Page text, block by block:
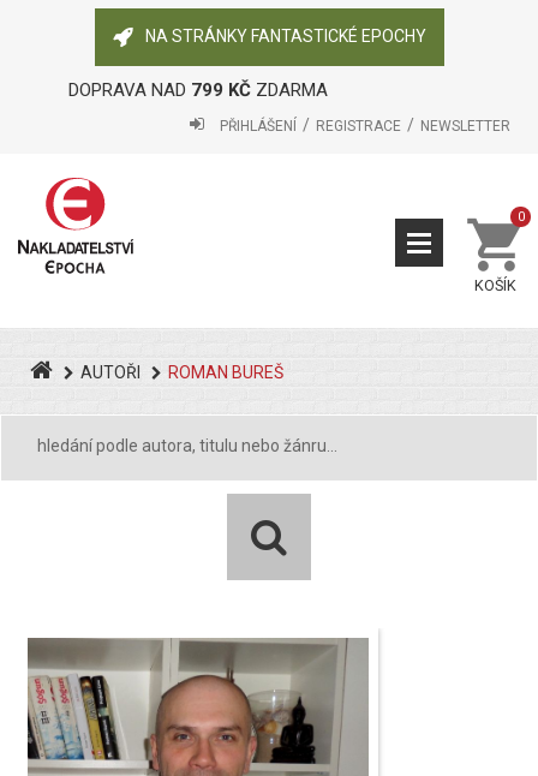
NA STRÁNKY FANTASTICKÉ EPOCHY
DOPRAVA NAD 799 KČZDARMA
PŘIHLÁŠENÍ REGISTRACE NEWSLETTER
KOŠÍK
0
AUTOŘI ROMAN BUREŠ